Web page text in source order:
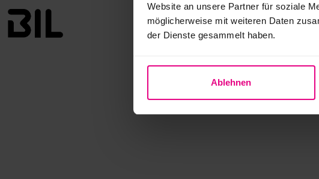
Website an unsere Partner für soziale
möglicherweise mit weiteren Daten
der Dienste gesammelt haben.
Ablehnen
Leitungsauskunft für Planer
Planauskunft in 3 Schritten